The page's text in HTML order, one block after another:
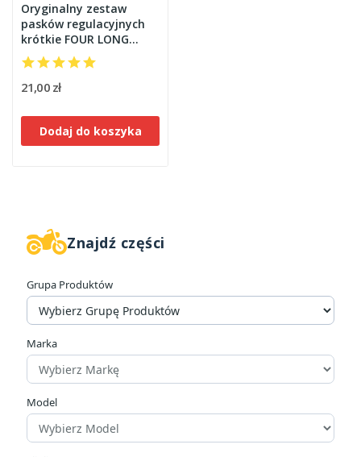
W magazynie 5
Cena
Producenci
Znajdź części
Grupa Produktów
Marka
Model
Oryginalny zestaw
pasków regulacyjnych
krótkie FOUR LONG
STRAPS GX.J/SG.J
GAERNE białe 4 sztuki
21,00 zł
Dodaj do koszyka